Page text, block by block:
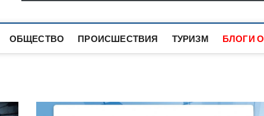
ОБЩЕСТВО ПРОИСШЕСТВИЯ ТУРИЗМ БЛОГИ